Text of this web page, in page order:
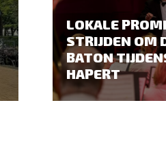
LOKALE
STRIJDEN OM
BATON
HAPERT